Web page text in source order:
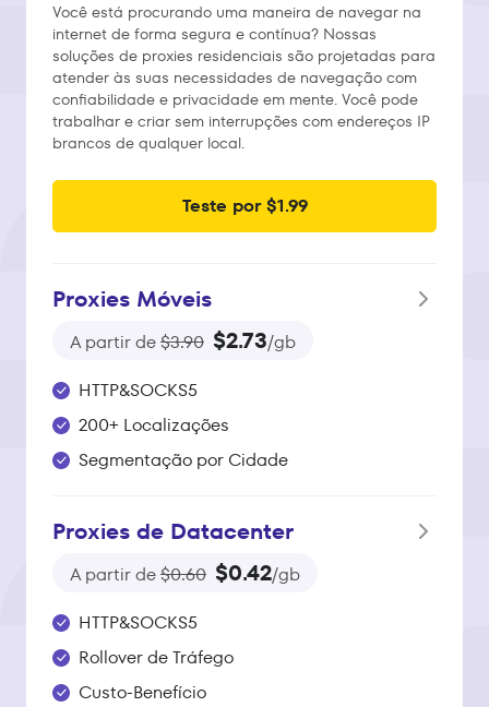
Você está procurando uma maneira de navegar na
internet de forma segura e contínua? Nossas
soluções de proxies residenciais são projetadas para
atender às suas necessidades de navegação com
confiabilidade e privacidade em mente. Você pode
trabalhar e criar sem interrupções com endereços IP
brancos de qualquer local.
Teste por $1.99
Proxies Móveis
A partir de$3.90 $2.73/gb
HTTP&SOCKS5
200+ Localizações
Segmentação por Cidade
Proxies de Datacenter
A partir de$0.60 $0.42/gb
HTTP&SOCKS5
Rollover de Tráfego
Custo-Benefício